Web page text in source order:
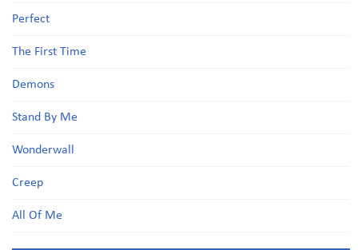
Perfect
The First Time
Demons
Stand By Me
Wonderwall
Creep
All Of Me